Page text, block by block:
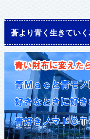
蒼より青く生きてい